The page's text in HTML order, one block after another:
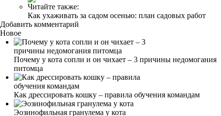
Читайте также:
Как ухаживать за садом осенью: план садовых работ
Добавить комментарий
Новое
Почему у кота сопли и он чихает – 3 причины недомогания
питомца
Как дрессировать кошку – правила обучения командам
Эозинофильная гранулема у кота